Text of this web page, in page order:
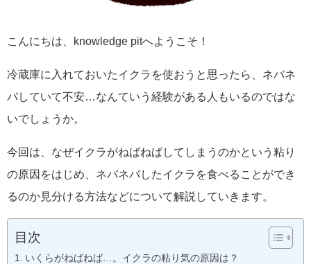
こんにちは、knowledge pitへようこそ！
冷蔵庫に入れておいたイクラを使おうと思ったら、ネバネ
バしていて不安…なんていう経験がある人もいるのではな
いでしょうか。
今回は、なぜイクラがねばねばしてしまうのかという粘り
の原因をはじめ、ネバネバしたイクラを食べることができ
るのか見分ける方法などについて解説していきます。
目次
いくらがねばねば…。イクラの粘り気の原因は？